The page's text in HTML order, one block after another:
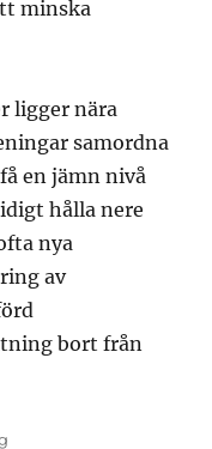
minska
ligger nära
samordna
en jämn nivå
hålla nere
nya
av
bort från